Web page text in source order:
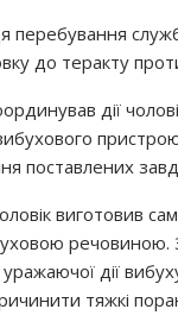
перебування
до теракту
дії
поставлених
виготовив
дії
тяжкі